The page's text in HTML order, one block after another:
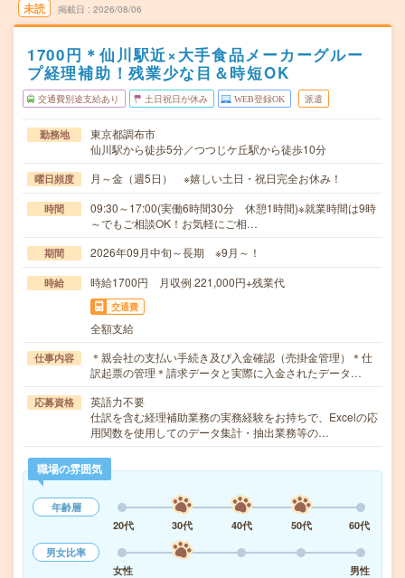
未読 掲載日 2026/08/06
1700円＊仙川駅近×大手食品メーカーグルー
プ経理補助！残業少な目＆時短OK
交通費別途支給あり 土日祝日が休み WEB登録OK 派遣
勤務地
東京都調布市
仙川駅から徒歩5分／つつじケ丘駅から徒歩10分
曜日頻度 月～金（週5日） ※嬉しい土日・祝日完全お休み！
時間
09:30～17:00(実働6時間30分 休憩1時間)※就業時間は9時
～でもご相談OK！お気軽にご相…
期間 2026年09月中旬～長期 ※9月～！
時給 時給1700円 月収例 221,000円+残業代
交通費
全額支給
仕事内容
＊親会社の支払い手続き及び入金確認（売掛金管理）＊仕
訳起票の管理＊請求データと実際に入金されたデータ…
応募資格
英語力不要
仕訳を含む経理補助業務の実務経験をお持ちで、Excelの応
用関数を使用してのデータ集計・抽出業務等の…
職場の雰囲気
年齢層
20代
30代 40代 50代
60代
男女比率
女性
男性